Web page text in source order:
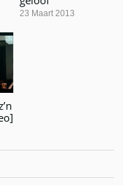
23 Maart 2013